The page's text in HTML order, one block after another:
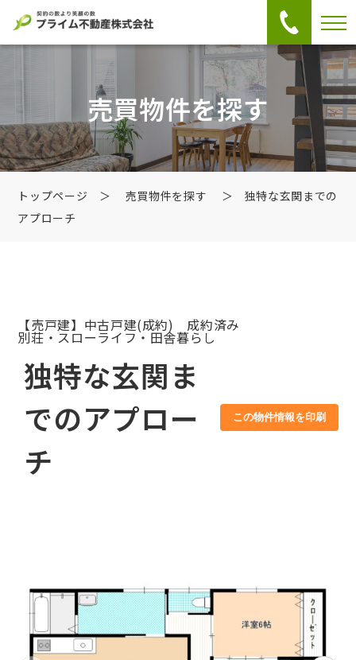
売買物件を探す
トップページ ＞ 売買物件を探す
＞ 独特な玄関までの
アプローチ
【売戸建】中古戸建(成約) 成約済み
別荘・スローライフ・田舎暮らし
独特な玄関ま
でのアプロー
チ
この物件情報を印刷